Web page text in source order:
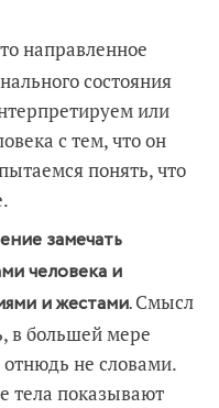
направленное
состояния
или
с тем, что он
понять, что
замечать
человека и
и жестами.Смысл
в большей мере
не словами.
тела показывают